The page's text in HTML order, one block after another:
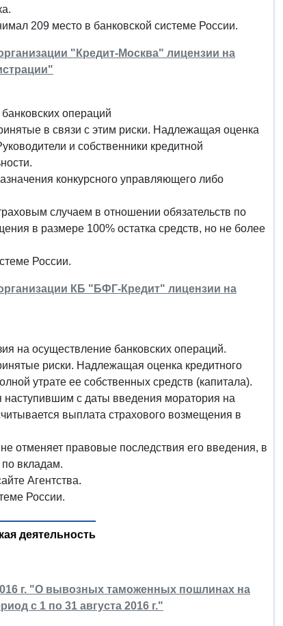
209 место в банковской системе России.
"Кредит-Москва" лицензии на
операций
в связи с этим риски. Надлежащая оценка
и собственники кредитной
конкурсного управляющего либо
случаем в отношении обязательств по
в размере 100% остатка средств, но не более
России.
КБ "БФГ-Кредит" лицензии на
на осуществление банковских операций.
риски. Надлежащая оценка кредитного
утрате ее собственных средств (капитала).
наступившим с даты введения моратория на
выплата страхового возмещения в
отменяет правовые последствия его введения, в
вкладам.
Агентства.
России.
деятельность
г. "О вывозных таможенных пошлинах на
с 1 по 31 августа 2016 г."